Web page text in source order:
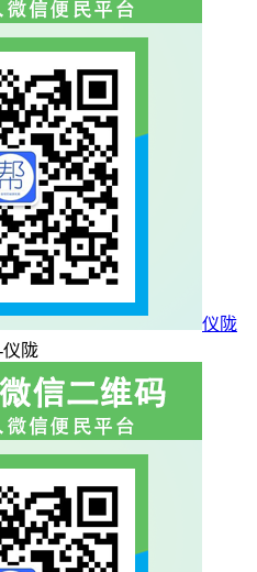
仪陇
仪陇